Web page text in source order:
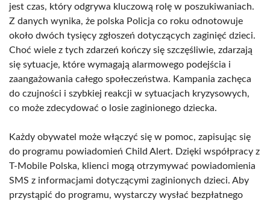
jest czas, który odgrywa kluczową rolę w poszukiwaniach.
Z danych wynika, że polska Policja co roku odnotowuje
około dwóch tysięcy zgłoszeń dotyczących zaginięć dzieci.
Choć wiele z tych zdarzeń kończy się szczęśliwie, zdarzają
się sytuacje, które wymagają alarmowego podejścia i
zaangażowania całego społeczeństwa. Kampania zachęca
do czujności i szybkiej reakcji w sytuacjach kryzysowych,
co może zdecydować o losie zaginionego dziecka.
Każdy obywatel może włączyć się w pomoc, zapisując się
do programu powiadomień Child Alert. Dzięki współpracy z
T-Mobile Polska, klienci mogą otrzymywać powiadomienia
SMS z informacjami dotyczącymi zaginionych dzieci. Aby
przystąpić do programu, wystarczy wysłać bezpłatnego